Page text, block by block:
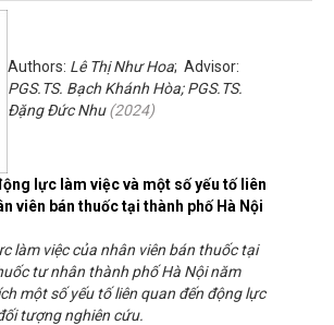
lực làm việc và một số yếu tố liên
viên bán thuốc tại thành phố Hà Nội
Authors: Lê Thị Như Hoa; Advisor:
PGS.TS. Bạch Khánh Hòa; PGS.TS.
Đặng Đức Nhu(2024)
làm việc của nhân viên bán thuốc tại
tư nhân thành phố Hà Nội năm
một số yếu tố liên quan đến động lực
tượng nghiên cứu.